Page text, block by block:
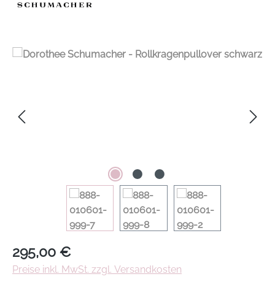
Regulärer Preis:
295,00 €
Preise inkl. MwSt. zzgl. Versandkosten